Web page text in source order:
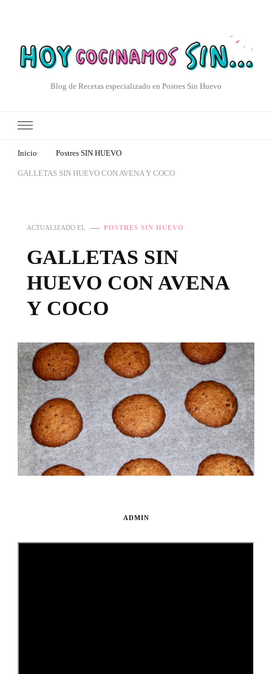
Blog de Recetas especializado en Postres Sin Huevo
Inicio Postres SIN HUEVO
GALLETAS SIN HUEVO CON AVENA Y COCO
ACTUALIZADO EL POSTRES SIN HUEVO
GALLETAS SIN
HUEVO CON AVENA
Y COCO
ADMIN